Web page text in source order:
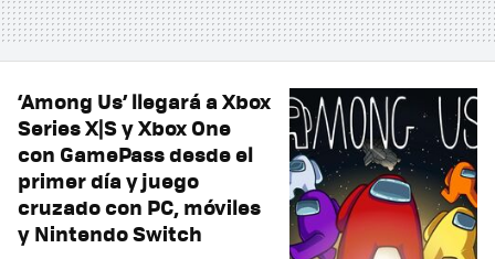
‘Among Us’ llegará a Xbox
Series X|S y Xbox One
con GamePass desde el
primer día y juego
cruzado con PC, móviles
y Nintendo Switch